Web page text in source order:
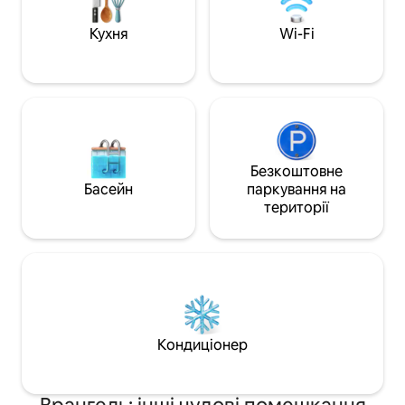
або
рідною
Кухня Wi-Fi
Басейн
Безкоштовне
паркування на
території
Кондиціонер